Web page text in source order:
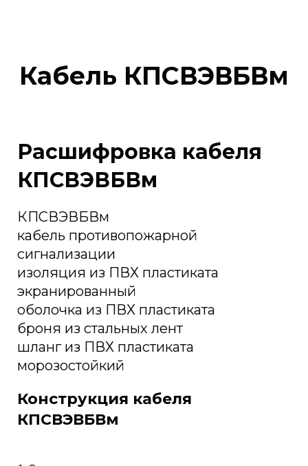
Кабель КПСВЭВБВм
Расшифровка кабеля
КПСВЭВБВм
КПСВЭВБВм
кабель противопожарной
сигнализации
изоляция из ПВХ пластиката
экранированный
оболочка из ПВХ пластиката
броня из стальных лент
шланг из ПВХ пластиката
морозостойкий
Конструкция кабеля
КПСВЭВБВм